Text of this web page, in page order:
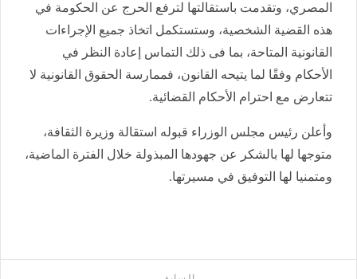
المصري، وتقدمت باستقالتها لترفع الحرج عن الحكومة في
هذه القضية الشخصية، وستستكمل اتخاذ جميع الإجراءات
القانونية المتاحة، بما فى ذلك التماس إعادة النظر في
الأحكام وفقًا لما يتيحه القانون، فممارسة الحقوق القانونية لا
تتعارض مع احترام الأحكام القضائية.
وأعلن رئيس مجلس الوزراء قبوله استقالة وزيرة الثقافة،
متوجها لها بالشكر عن جهودها المبذولة خلال الفترة الماضية،
ومتمنيا لها التوفيق في مسيرتها.